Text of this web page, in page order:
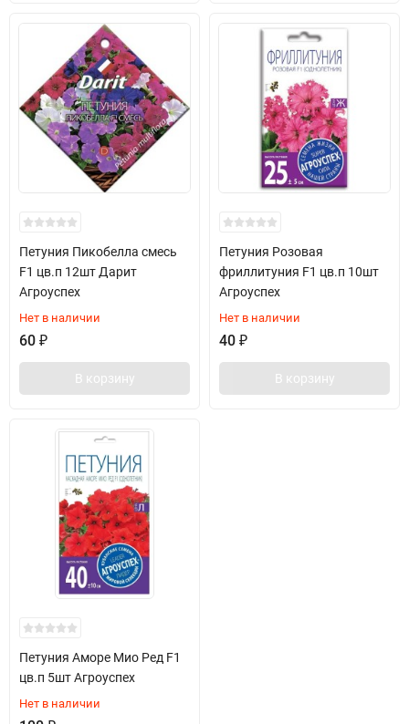
Петуния Пикобелла смесь
F1 цв.п 12шт Дарит
Агроуспех
Нет в наличии
60 ₽
В корзину
Петуния Розовая
фриллитуния F1 цв.п 10шт
Агроуспех
Нет в наличии
40 ₽
В корзину
Петуния Аморе Мио Ред F1
цв.п 5шт Агроуспех
Нет в наличии